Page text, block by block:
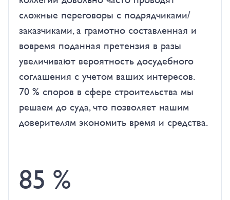
сложные переговоры с подрядчиками/
заказчиками, а грамотно составленная и
вовремя поданная претензия в разы
увеличивают вероятность досудебного
соглашения с учетом ваших интересов.
70 % споров в сфере строительства мы
решаем до суда, что позволяет нашим
доверителям экономить время и средства.
85 %